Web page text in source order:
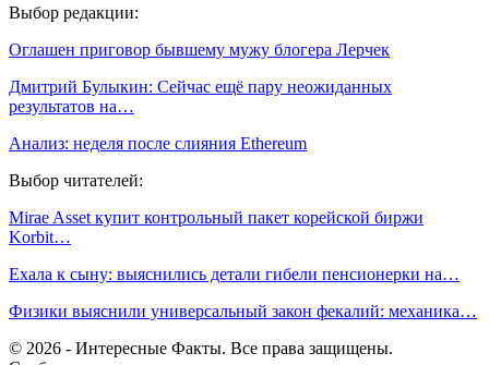
Выбор редакции:
Оглашен приговор бывшему мужу блогера Лерчек
Дмитрий Булыкин: Сейчас ещё пару неожиданных
результатов на…
Анализ: неделя после слияния Ethereum
Выбор читателей:
Mirae Asset купит контрольный пакет корейской биржи
Korbit…
Ехала к сыну: выяснились детали гибели пенсионерки на…
Физики выяснили универсальный закон фекалий: механика…
© 2026 - Интересные Факты. Все права защищены.